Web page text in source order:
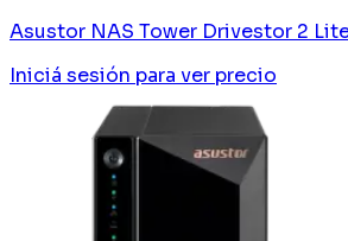
Asustor NAS Tower Drivestor 2 Lite
Iniciá sesión para ver precio